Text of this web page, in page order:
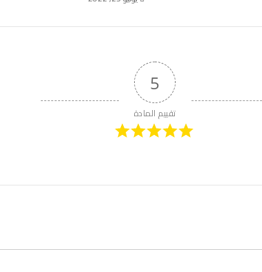
5
تقييم المادة